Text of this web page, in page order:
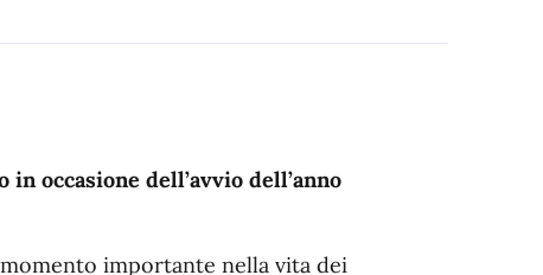
occasione dell’avvio dell’anno
importante nella vita dei